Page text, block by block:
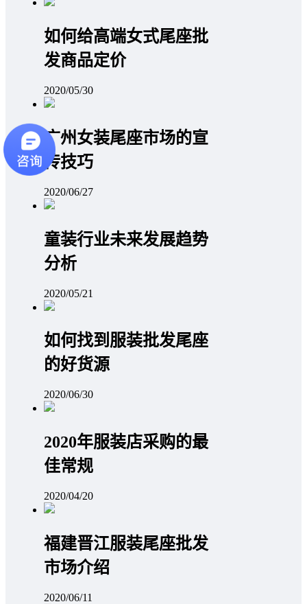
如何给高端女式尾座批
发商品定价
2020/05/30
广州女装尾座市场的宣
传技巧
2020/06/27
童装行业未来发展趋势
分析
2020/05/21
如何找到服装批发尾座
的好货源
2020/06/30
2020年服装店采购的最
佳常规
2020/04/20
福建晋江服装尾座批发
市场介绍
2020/06/11